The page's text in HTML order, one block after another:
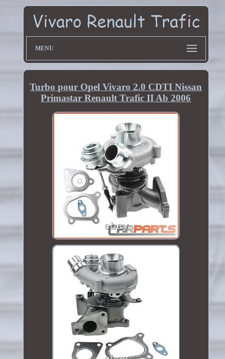
MENU
Turbo pour Opel Vivaro 2.0 CDTI Nissan
Primastar Renault Trafic II Ab 2006